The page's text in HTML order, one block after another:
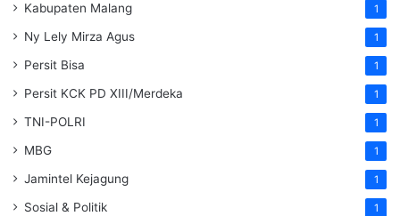
Kabupaten Malang 1
Ny Lely Mirza Agus 1
Persit Bisa 1
Persit KCK PD XIII/Merdeka 1
TNI-POLRI 1
MBG 1
Jamintel Kejagung 1
Sosial & Politik 1